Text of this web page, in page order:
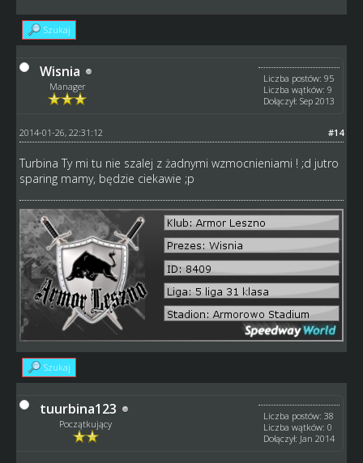
Szukaj
Wisnia
Manager
Liczba postów: 95
Liczba wątków: 9
Dołączył: Sep 2013
#14
2014-01-26, 22:31:12
Turbina Ty mi tu nie szalej z żadnymi wzmocnieniami ! ;d jutro
sparing mamy, będzie ciekawie ;p
Szukaj
tuurbina123
Początkujący
Liczba postów: 38
Liczba wątków: 0
Dołączył: Jan 2014